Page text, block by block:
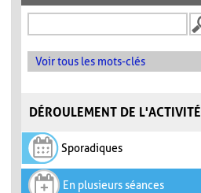
Voir tous les mots-clés
DÉROULEMENT DE L'ACTIVITÉ
Sporadiques
En plusieurs séances